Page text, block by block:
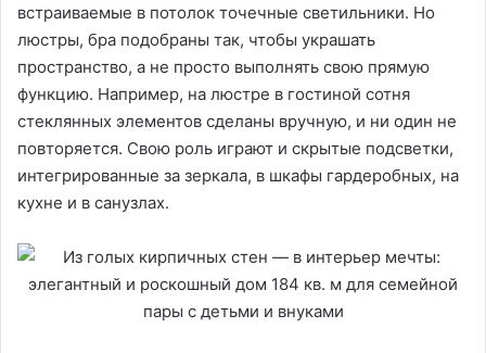
встраиваемые в потолок точечные светильники. Но
люстры, бра подобраны так, чтобы украшать
пространство, а не просто выполнять свою прямую
функцию. Например, на люстре в гостиной сотня
стеклянных элементов сделаны вручную, и ни один не
повторяется. Свою роль играют и скрытые подсветки,
интегрированные за зеркала, в шкафы гардеробных, на
кухне и в санузлах.